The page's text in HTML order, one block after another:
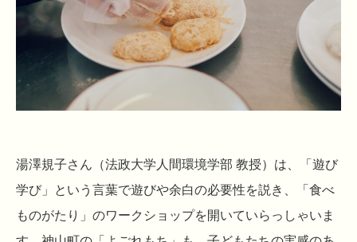
湯澤規子さん（法政大学人間環境学部 教授）は、「遊び
学び」という言葉で遊びや余白の必要性を説き、「食べ
ものがたり」のワークショップを開いていらっしゃいま